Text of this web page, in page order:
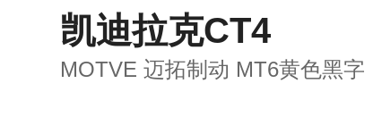
凯迪拉克CT4
MOTVE 迈拓制动 MT6黄色黑字